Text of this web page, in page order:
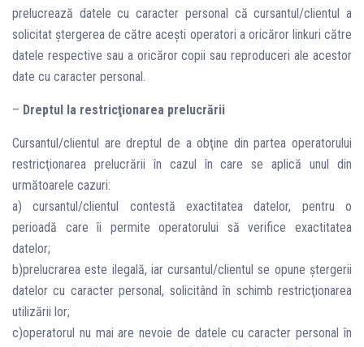
prelucrează datele cu caracter personal că cursantul/clientul a
solicitat ştergerea de către aceşti operatori a oricăror linkuri către
datele respective sau a oricăror copii sau reproduceri ale acestor
date cu caracter personal.
– Dreptul la restricţionarea prelucrării
Cursantul/clientul are dreptul de a obţine din partea operatorului
restricţionarea prelucrării în cazul în care se aplică unul din
următoarele cazuri:
a) cursantul/clientul contestă exactitatea datelor, pentru o
perioadă care îi permite operatorului să verifice exactitatea
datelor;
b)prelucrarea este ilegală, iar cursantul/clientul se opune ştergerii
datelor cu caracter personal, solicitând în schimb restricţionarea
utilizării lor;
c)operatorul nu mai are nevoie de datele cu caracter personal în